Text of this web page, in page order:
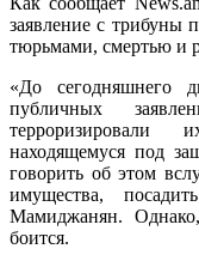
заявление с трибуны
тюрьмами, смертью и
«До сегодняшнего
публичных
находящемуся под
говорить об этом
имущества,
Мамиджанян.
боится.